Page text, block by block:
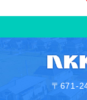
〒671-